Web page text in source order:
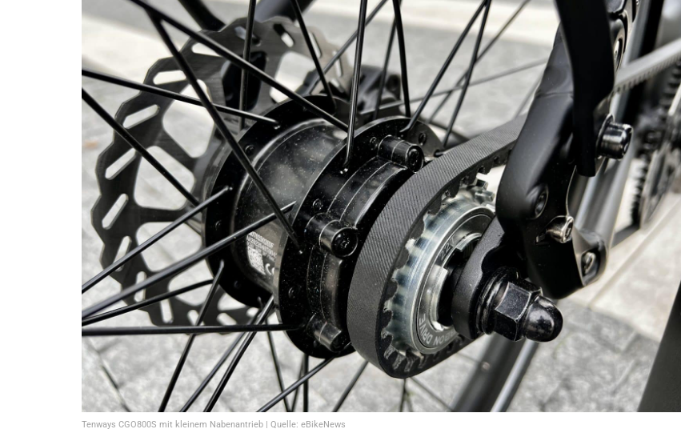
Tenways CGO800S mit kleinem Nabenantrieb | Quelle: eBikeNews